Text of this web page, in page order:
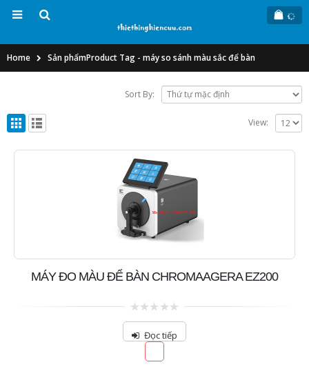
Home Sản phẩmProduct Tag - máy so sánh màu sắc để bàn
Sort By:
View:
MÁY ĐO MÀU ĐỂ BÀN CHROMAAGERA EZ200
0
of
Đọc tiếp